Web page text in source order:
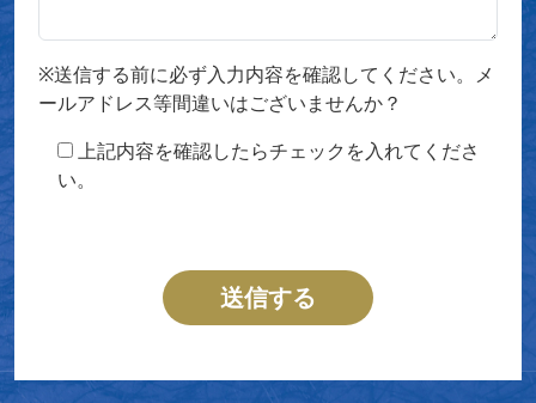
※送信する前に必ず入力内容を確認してください。メ
ールアドレス等間違いはございませんか？
上記内容を確認したらチェックを入れてくださ
い。